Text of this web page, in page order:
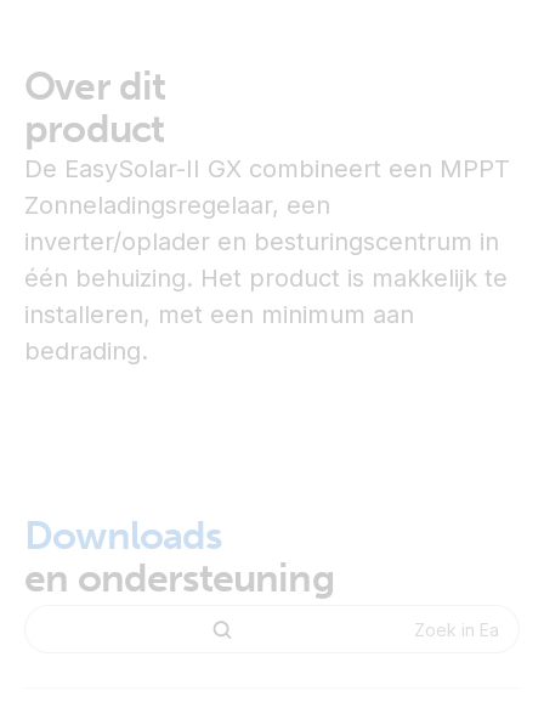
Over dit
product
De EasySolar-II GX combineert een MPPT
Zonneladingsregelaar, een
inverter/oplader en besturingscentrum in
één behuizing. Het product is makkelijk te
installeren, met een minimum aan
bedrading.
Downloads
en ondersteuning